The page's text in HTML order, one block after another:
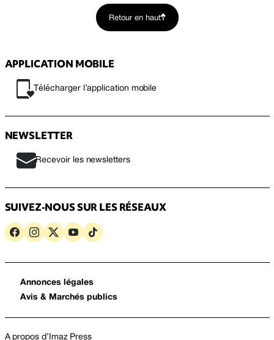
Retour en haut
APPLICATION MOBILE
Télécharger l’application mobile
NEWSLETTER
Recevoir les newsletters
SUIVEZ-NOUS SUR LES RÉSEAUX
Annonces légales
Avis & Marchés publics
A propos d’Imaz Press